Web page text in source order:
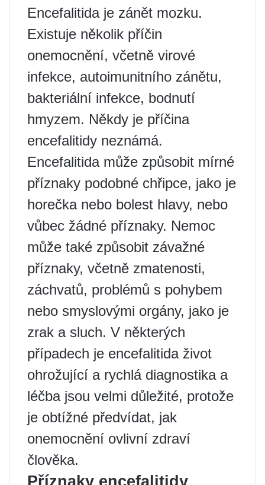
Encefalitida je zánět mozku.
Existuje několik příčin
onemocnění, včetně virové
infekce, autoimunitního zánětu,
bakteriální infekce, bodnutí
hmyzem. Někdy je příčina
encefalitidy neznámá.
Encefalitida může způsobit mírné
příznaky podobné chřipce, jako je
horečka nebo bolest hlavy, nebo
vůbec žádné příznaky. Nemoc
může také způsobit závažné
příznaky, včetně zmatenosti,
záchvatů, problémů s pohybem
nebo smyslovými orgány, jako je
zrak a sluch. V některých
případech je encefalitida život
ohrožující a rychlá diagnostika a
léčba jsou velmi důležité, protože
je obtížné předvídat, jak
onemocnění ovlivní zdraví
člověka.
Příznaky encefalitidy